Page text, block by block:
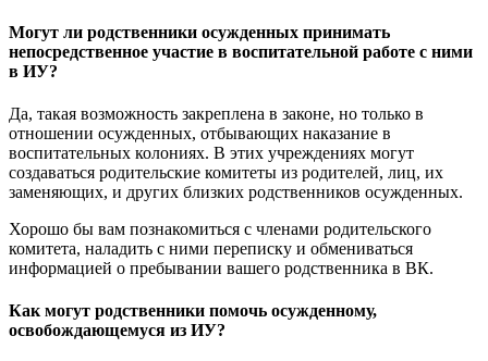
Могут ли родственники осужденных принимать
непосредственное участие в воспитательной работе с ними
в ИУ?
Да, такая возможность закреплена в законе, но только в
отношении осужденных, отбывающих наказание в
воспитательных колониях. В этих учреждениях могут
создаваться родительские комитеты из родителей, лиц, их
заменяющих, и других близких родственников осужденных.
Хорошо бы вам познакомиться с членами родительского
комитета, наладить с ними переписку и обмениваться
информацией о пребывании вашего родственника в ВК.
Как могут родственники помочь осужденному,
освобождающемуся из ИУ?